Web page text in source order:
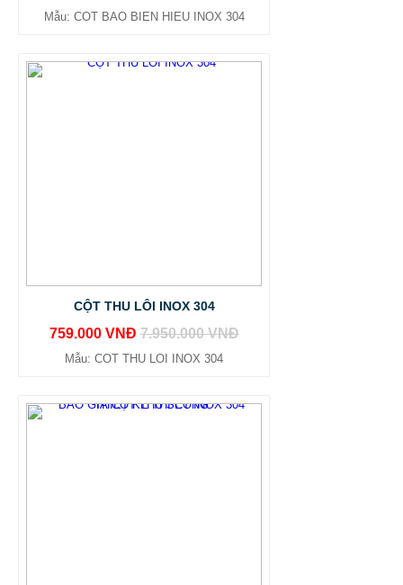
Mẫu: COT BAO BIEN HIEU INOX 304
CỘT THU LÔI INOX 304
759.000 VNĐ7.950.000 VNĐ
Mẫu: COT THU LOI INOX 304